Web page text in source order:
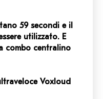
59 secondi e il
utilizzato. E
combo centralino
Voxloud